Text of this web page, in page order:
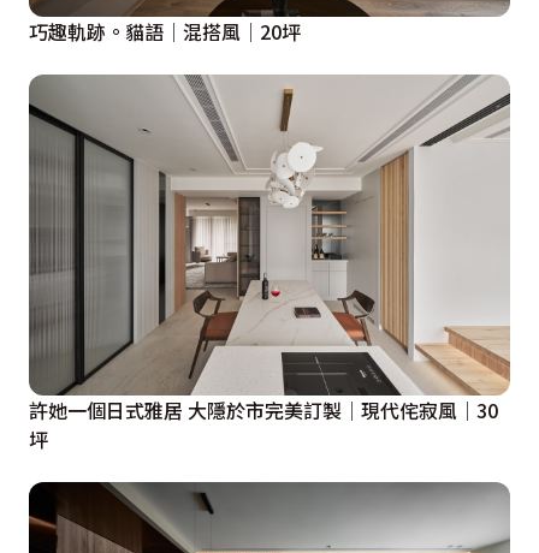
巧趣軌跡。貓語│混搭風│20坪
許她一個日式雅居 大隱於市完美訂製│現代侘寂風│30
坪